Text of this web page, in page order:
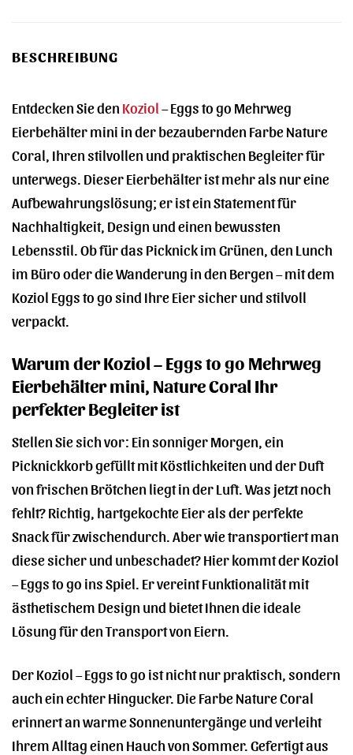
BESCHREIBUNG
Entdecken Sie den Koziol– Eggs to go Mehrweg
Eierbehälter mini in der bezaubernden Farbe Nature
Coral, Ihren stilvollen und praktischen Begleiter für
unterwegs. Dieser Eierbehälter ist mehr als nur eine
Aufbewahrungslösung; er ist ein Statement für
Nachhaltigkeit, Design und einen bewussten
Lebensstil. Ob für das Picknick im Grünen, den Lunch
im Büro oder die Wanderung in den Bergen – mit dem
Koziol Eggs to go sind Ihre Eier sicher und stilvoll
verpackt.
Warum der Koziol – Eggs to go Mehrweg
Eierbehälter mini, Nature Coral Ihr
perfekter Begleiter ist
Stellen Sie sich vor: Ein sonniger Morgen, ein
Picknickkorb gefüllt mit Köstlichkeiten und der Duft
von frischen Brötchen liegt in der Luft. Was jetzt noch
fehlt? Richtig, hartgekochte Eier als der perfekte
Snack für zwischendurch. Aber wie transportiert man
diese sicher und unbeschadet? Hier kommt der Koziol
– Eggs to go ins Spiel. Er vereint Funktionalität mit
ästhetischem Design und bietet Ihnen die ideale
Lösung für den Transport von Eiern.
Der Koziol – Eggs to go ist nicht nur praktisch, sondern
auch ein echter Hingucker. Die Farbe Nature Coral
erinnert an warme Sonnenuntergänge und verleiht
Ihrem Alltag einen Hauch von Sommer. Gefertigt aus